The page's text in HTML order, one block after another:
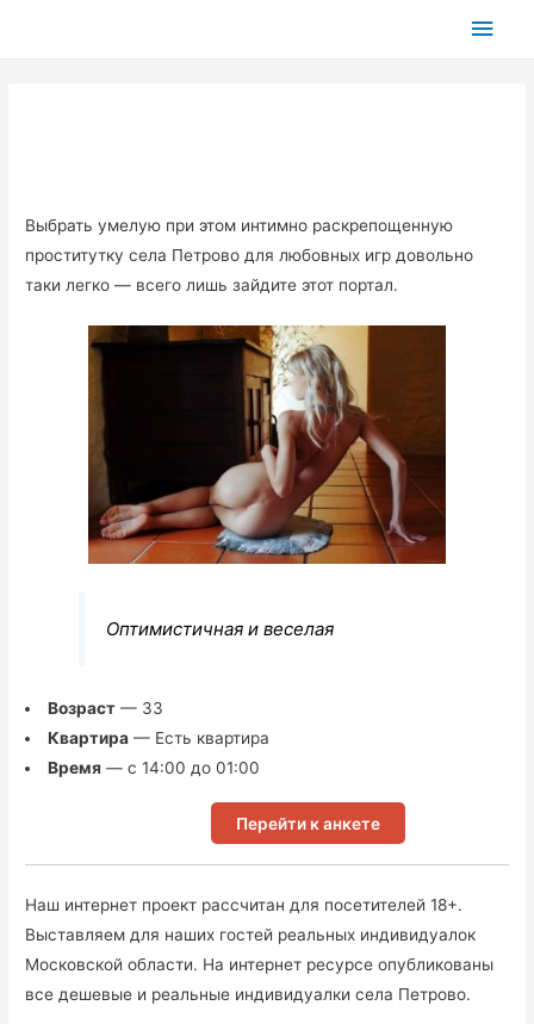
Выбрать умелую при этом интимно раскрепощенную
проститутку села Петрово для любовных игр довольно
таки легко — всего лишь зайдите этот портал.
Оптимистичная и веселая
Возраст— 33
Квартира— Есть квартира
Время — с 14:00 до 01:00
Перейти к анкете
Наш интернет проект рассчитан для посетителей 18+.
Выставляем для наших гостей реальных индивидуалок
Московской области. На интернет ресурсе опубликованы
все дешевые и реальные индивидуалки села Петрово.